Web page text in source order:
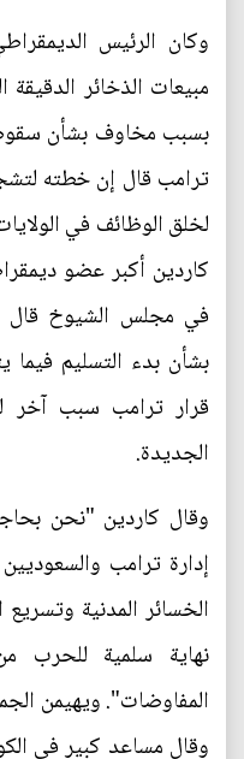
وكان الرئيس
مبيعات الذخائر
بسبب مخاوف بشأن
ترامب قال إن خطته
لخلق الوظائف في
كاردين أكبر عضو
في مجلس الشيوخ قال
قرار ترامب سبب آخر
الجديدة.
وقال كاردين "نحن
إدارة ترامب
الخسائر المدنية وتسريع
نهاية سلمية للحرب
المفاوضات". ويهيمن
وقال مساعد كبير في